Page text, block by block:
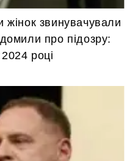
жінок звинувачували
про підозру:
році